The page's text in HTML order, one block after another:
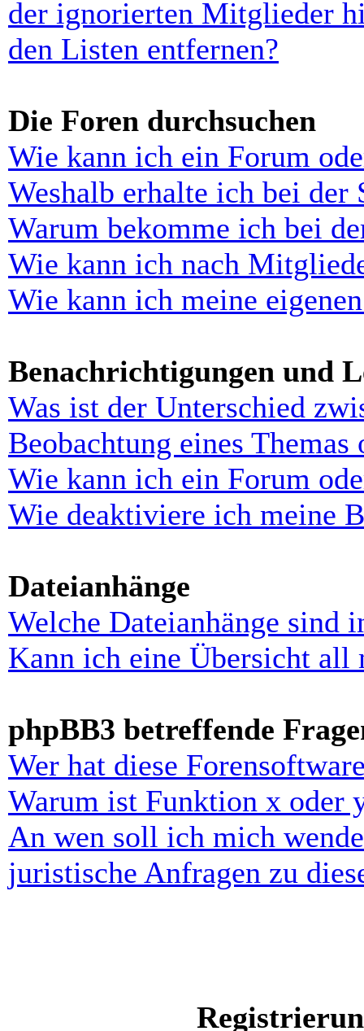
der ignorierten Mitglieder
den Listen entfernen?
Die Foren durchsuchen
Wie kann ich ein Forum
Weshalb erhalte ich bei der
Warum bekomme ich bei
Wie kann ich nach
Wie kann ich meine
Benachrichtigungen und
Was ist der Unterschied
Beobachtung eines Themas
Wie kann ich ein Forum
Wie deaktiviere ich meine
Dateianhänge
Welche Dateianhänge sind
Kann ich eine Übersicht all
phpBB3 betreffende
Wer hat diese
Warum ist Funktion x oder
An wen soll ich mich
juristische Anfragen zu